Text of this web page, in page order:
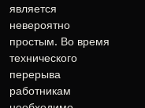
является
невероятно
простым. Во время
технического
перерыва
работникам